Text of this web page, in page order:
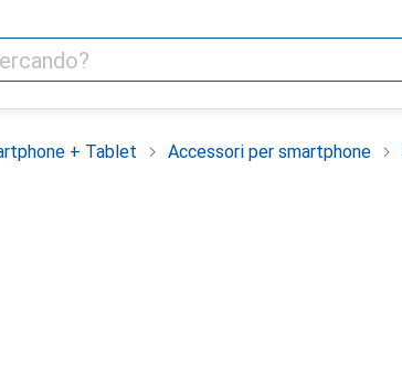
+ Tablet Accessori per smartphone